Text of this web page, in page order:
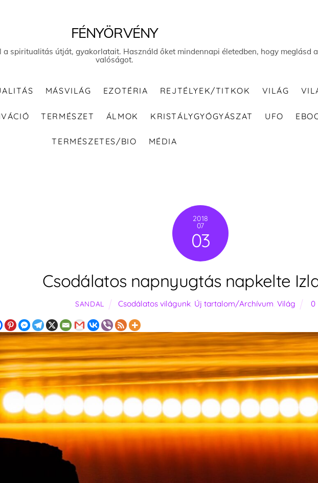
FÉNYÖRVÉNY
a spiritualitás útját, gyakorlatait. Használd őket mindennapi életedben, hogy meglásd
valóságot.
MÁSVILÁG EZOTÉRIA REJTÉLYEK/TITKOK VILÁG
TERMÉSZET ÁLMOK KRISTÁLYGYÓGYÁSZAT UFO
TERMÉSZETES/BIO MÉDIA
2018
07
03
Csodálatos napnyugtás napkelte
SANDAL Csodálatos világunk, Új tartalom/Archívum Világ 0